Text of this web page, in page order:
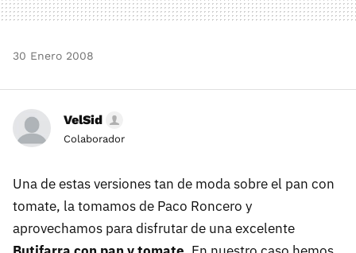
30 Enero 2008
VelSid
Colaborador
Una de estas versiones tan de moda sobre el pan con
tomate, la tomamos de Paco Roncero y
aprovechamos para disfrutar de una excelente